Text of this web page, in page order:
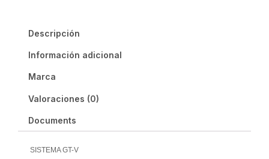
Descripción
Información adicional
Marca
Valoraciones (0)
Documents
SISTEMA GT-V